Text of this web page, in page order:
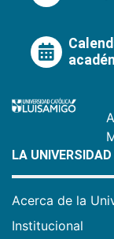
LA UNIVERSIDAD
Acerca de la
Institucional